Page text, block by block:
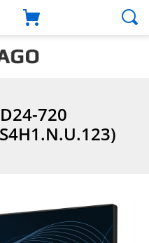
720